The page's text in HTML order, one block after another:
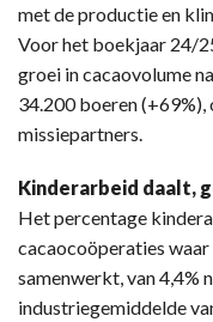
met de productie en
Voor het boekjaar 24/
groei in cacaovolume
34.200 boeren (+69%),
missiepartners.
Kinderarbeid daalt,
Het percentage
cacaocoöperaties waar
samenwerkt, van 4,4%
industriegemiddelde